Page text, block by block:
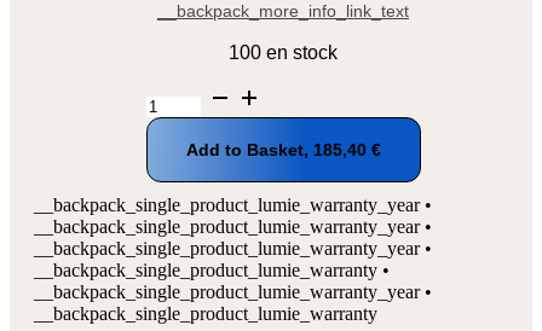
__backpack_more_info_link_text
100 en stock
de
Vase
-
Vase
texturé
rêve
Add to Basket, 185,40 €
__backpack_single_product_lumie_warranty_year •
__backpack_single_product_lumie_warranty_year •
__backpack_single_product_lumie_warranty_year •
__backpack_single_product_lumie_warranty •
__backpack_single_product_lumie_warranty_year •
__backpack_single_product_lumie_warranty